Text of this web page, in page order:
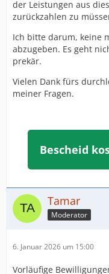
der Leistungen aus
zurückzahlen zu
Ich bitte darum, keine
abzugeben. Es geht
prekär.
Vielen Dank fürs
meiner Fragen.
Bescheid
Tamar
Moderator
6. Januar 2026 um 15:00
Vorläufige